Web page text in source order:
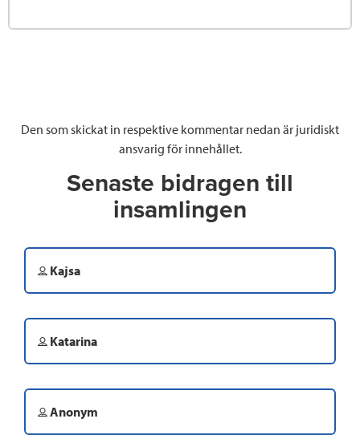
Den som skickat in respektive kommentar nedan är juridiskt
ansvarig för innehållet.
Senaste bidragen till
insamlingen
Kajsa
Katarina
Anonym